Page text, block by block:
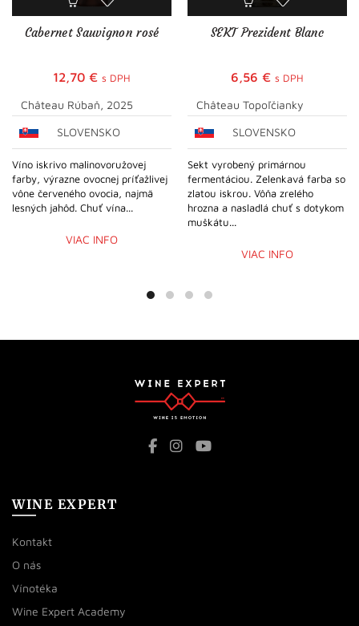
Cabernet Sauvignon rosé
12,70 € s DPH
Château Rúbaň, 2025
SLOVENSKO
Víno iskrivo malinovoružovej
farby, výrazne ovocnej príťažlivej
vône červeného ovocia, najmä
lesných jahôd. Chuť vína...
VIAC INFO
SEKT Prezident Blanc
6,56 € s DPH
Château Topoľčianky
SLOVENSKO
Sekt vyrobený primárnou
fermentáciou. Zelenkavá farba so
zlatou iskrou. Vôňa zrelého
hrozna a nasladlá chuť s dotykom
muškátu...
VIAC INFO
WINE EXPERT
Kontakt
O nás
Vínotéka
Wine Expert Academy